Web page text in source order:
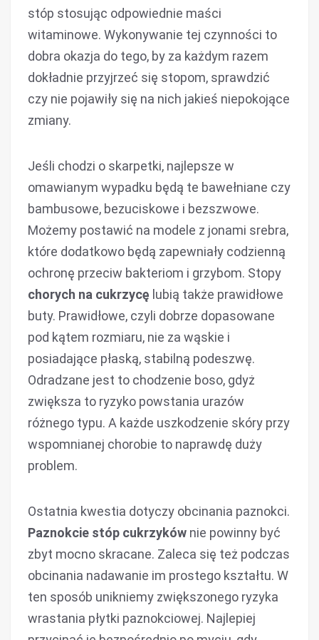
stóp stosując odpowiednie maści
witaminowe. Wykonywanie tej czynności to
dobra okazja do tego, by za każdym razem
dokładnie przyjrzeć się stopom, sprawdzić
czy nie pojawiły się na nich jakieś niepokojące
zmiany.
Jeśli chodzi o skarpetki, najlepsze w
omawianym wypadku będą te bawełniane czy
bambusowe, bezuciskowe i bezszwowe.
Możemy postawić na modele z jonami srebra,
które dodatkowo będą zapewniały codzienną
ochronę przeciw bakteriom i grzybom. Stopy
chorych na cukrzycę lubią także prawidłowe
buty. Prawidłowe, czyli dobrze dopasowane
pod kątem rozmiaru, nie za wąskie i
posiadające płaską, stabilną podeszwę.
Odradzane jest to chodzenie boso, gdyż
zwiększa to ryzyko powstania urazów
różnego typu. A każde uszkodzenie skóry przy
wspomnianej chorobie to naprawdę duży
problem.
Ostatnia kwestia dotyczy obcinania paznokci.
Paznokcie stóp cukrzyków nie powinny być
zbyt mocno skracane. Zaleca się też podczas
obcinania nadawanie im prostego kształtu. W
ten sposób unikniemy zwiększonego ryzyka
wrastania płytki paznokciowej. Najlepiej